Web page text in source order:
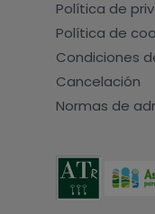
Política de
Política de
Condiciones
Cancelación
Normas de